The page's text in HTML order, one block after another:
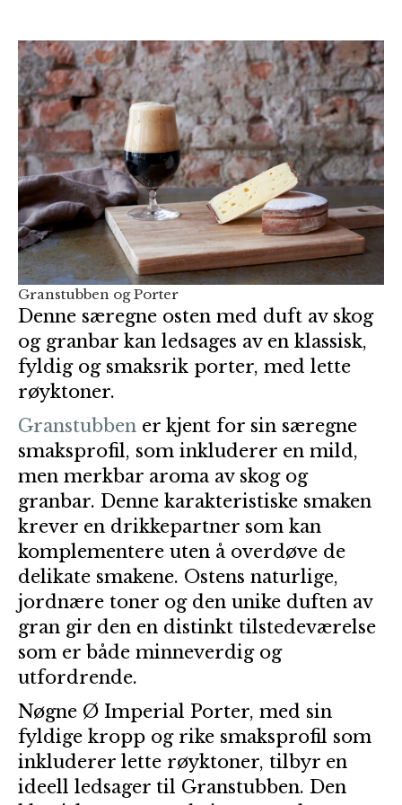
Granstubben og Porter
Denne særegne osten med duft av skog
og granbar kan ledsages av en klassisk,
fyldig og smaksrik porter, med lette
røyktoner.
Granstubben er kjent for sin særegne
smaksprofil, som inkluderer en mild,
men merkbar aroma av skog og
granbar. Denne karakteristiske smaken
krever en drikkepartner som kan
komplementere uten å overdøve de
delikate smakene. Ostens naturlige,
jordnære toner og den unike duften av
gran gir den en distinkt tilstedeværelse
som er både minneverdig og
utfordrende.
Nøgne Ø Imperial Porter, med sin
fyldige kropp og rike smaksprofil som
inkluderer lette røyktoner, tilbyr en
ideell ledsager til Granstubben. Den